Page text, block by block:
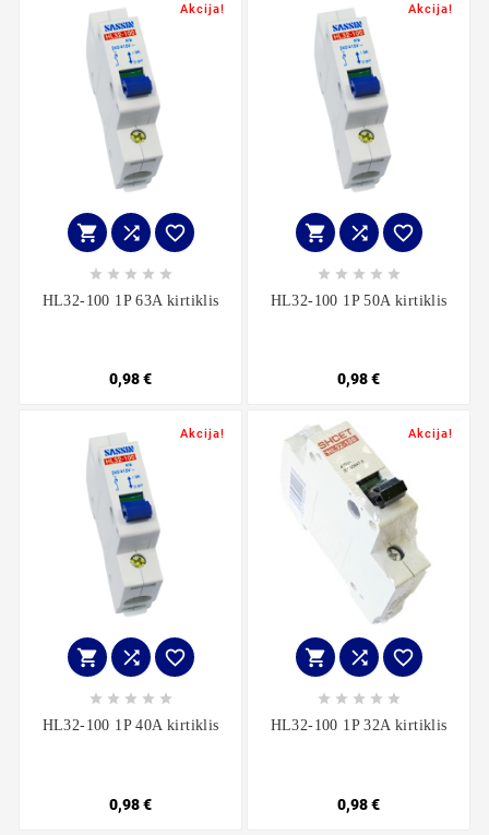
Akcija!
  
    
HL32-100 1P 63A kirtiklis
0,98 €
Akcija!
  
    
HL32-100 1P 50A kirtiklis
0,98 €
Akcija!
  
    
HL32-100 1P 40A kirtiklis
0,98 €
Akcija!
  
    
HL32-100 1P 32A kirtiklis
0,98 €